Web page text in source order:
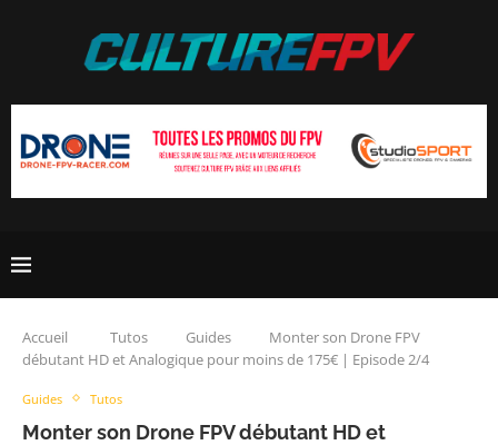
Accueil Tutos Guides
Monter son Drone FPV
débutant HD et Analogique pour moins de 175€ | Episode 2/4
Guides Tutos
Monter son Drone FPV débutant HD et